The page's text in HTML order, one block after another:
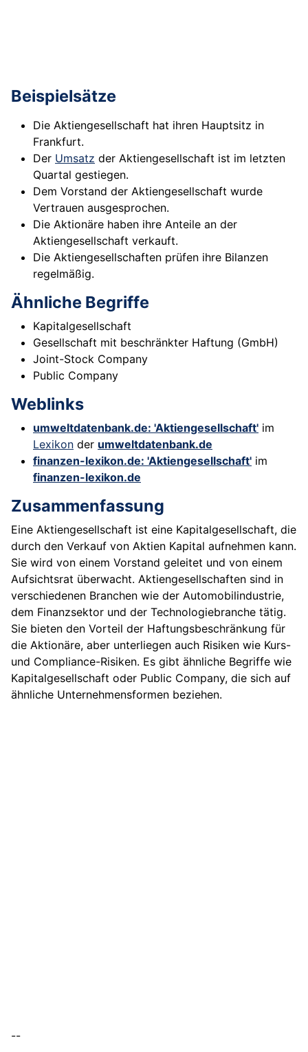
Beispielsätze
Die Aktiengesellschaft hat ihren Hauptsitz in
Frankfurt.
Der Umsatz der Aktiengesellschaft ist im letzten
Quartal gestiegen.
Dem Vorstand der Aktiengesellschaft wurde
Vertrauen ausgesprochen.
Die Aktionäre haben ihre Anteile an der
Aktiengesellschaft verkauft.
Die Aktiengesellschaften prüfen ihre Bilanzen
regelmäßig.
Ähnliche Begriffe
Kapitalgesellschaft
Gesellschaft mit beschränkter Haftung (GmbH)
Joint-Stock Company
Public Company
Weblinks
umweltdatenbank.de: 'Aktiengesellschaft' im
Lexikon der umweltdatenbank.de
finanzen-lexikon.de: 'Aktiengesellschaft' im
finanzen-lexikon.de
Zusammenfassung
Eine Aktiengesellschaft ist eine Kapitalgesellschaft, die
durch den Verkauf von Aktien Kapital aufnehmen kann.
Sie wird von einem Vorstand geleitet und von einem
Aufsichtsrat überwacht. Aktiengesellschaften sind in
verschiedenen Branchen wie der Automobilindustrie,
dem Finanzsektor und der Technologiebranche tätig.
Sie bieten den Vorteil der Haftungsbeschränkung für
die Aktionäre, aber unterliegen auch Risiken wie Kurs-
und Compliance-Risiken. Es gibt ähnliche Begriffe wie
Kapitalgesellschaft oder Public Company, die sich auf
ähnliche Unternehmensformen beziehen.
--